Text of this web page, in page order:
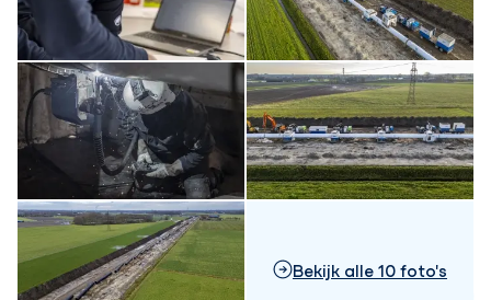
Bekijk alle 10 foto's